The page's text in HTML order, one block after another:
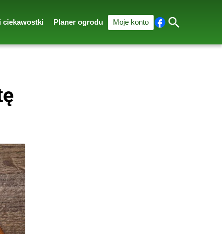
ciekawostki Planer ogrodu Moje konto
cebkaj